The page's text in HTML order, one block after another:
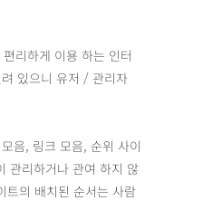
리하게 이용 하는 인터
있으니 유저 / 관리자
음, 링크 모음, 순위 사이
관리하거나 관여 하지 않
트의 배치된 순서는 사람